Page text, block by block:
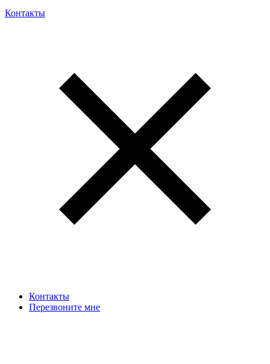
Контакты
Контакты
Перезвоните мне